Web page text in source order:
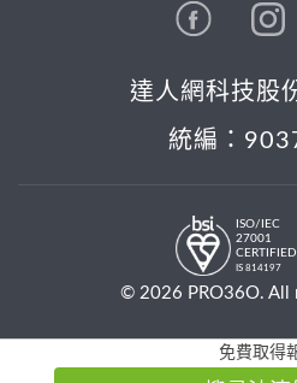
達人網科技股
統編：
ISO/IEC
27001
CERTIFIED
IS 814197
© 2026 PRO36O. All
免費取得